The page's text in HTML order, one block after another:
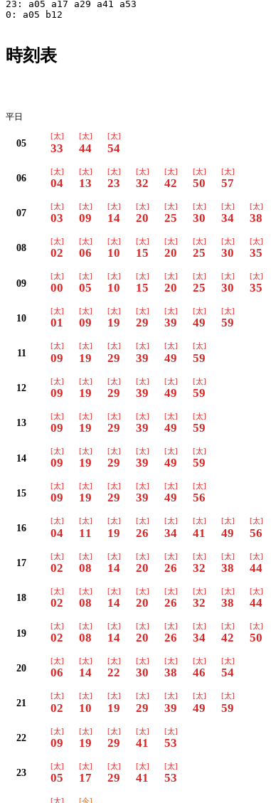
23: a05 a17 a29 a41 a53
0: a05 b12
時刻表
平日
05
[太]
33
[太]
44
[太]
54
06
[太]
04
[太]
13
[太]
23
[太]
32
[太]
42
[太]
50
[太]
57
07
[太]
03
[太]
09
[太]
14
[太]
20
[太]
25
[太]
30
[太]
34
[太]
38
08
[太]
02
[太]
06
[太]
10
[太]
15
[太]
20
[太]
25
[太]
30
[太]
35
09
[太]
00
[太]
05
[太]
10
[太]
15
[太]
20
[太]
25
[太]
30
[太]
35
10
[太]
01
[太]
09
[太]
19
[太]
29
[太]
39
[太]
49
[太]
59
11
[太]
09
[太]
19
[太]
29
[太]
39
[太]
49
[太]
59
12
[太]
09
[太]
19
[太]
29
[太]
39
[太]
49
[太]
59
13
[太]
09
[太]
19
[太]
29
[太]
39
[太]
49
[太]
59
14
[太]
09
[太]
19
[太]
29
[太]
39
[太]
49
[太]
59
15
[太]
09
[太]
19
[太]
29
[太]
39
[太]
49
[太]
56
16
[太]
04
[太]
11
[太]
19
[太]
26
[太]
34
[太]
41
[太]
49
[太]
56
17
[太]
02
[太]
08
[太]
14
[太]
20
[太]
26
[太]
32
[太]
38
[太]
44
18
[太]
02
[太]
08
[太]
14
[太]
20
[太]
26
[太]
32
[太]
38
[太]
44
19
[太]
02
[太]
08
[太]
14
[太]
20
[太]
26
[太]
34
[太]
42
[太]
50
20
[太]
06
[太]
14
[太]
22
[太]
30
[太]
38
[太]
46
[太]
54
21
[太]
02
[太]
10
[太]
19
[太]
29
[太]
39
[太]
49
[太]
59
22
[太]
09
[太]
19
[太]
29
[太]
41
[太]
53
23
[太]
05
[太]
17
[太]
29
[太]
41
[太]
53
[太] [今]